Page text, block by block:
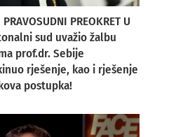
PREOKRET U
sud uvažio žalbu
prof.dr. Sebije
rješenje, kao i rješenje
postupka!